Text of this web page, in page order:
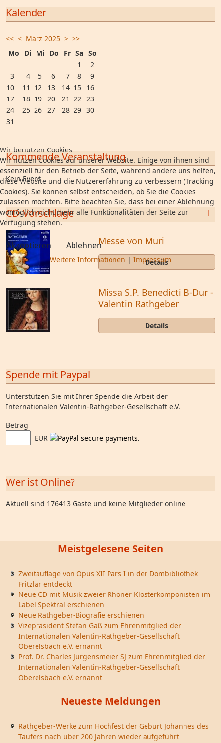
Kalender
<< < März 2025 > >>
Mo
Di Mi Do Fr Sa So
1
2
3
4 5 6 7 8
9
10
11 12 13 14 15 16
17
18 19 20 21 22 23
24
25 26 27 28 29 30
31
Kommende Veranstaltung
Kein Event
CD-Vorschläge
Messe von Muri
Details
Missa S.P. Benedicti B-Dur -
Valentin Rathgeber
Details
Spende mit Paypal
Unterstützen Sie mit Ihrer Spende die Arbeit der
Internationalen Valentin-Rathgeber-Gesellschaft e.V.
Betrag
EUR
Wer ist Online?
Aktuell sind 176413 Gäste und keine Mitglieder online
Meistgelesene Seiten
Zweitauflage von Opus XII Pars I in der Dombibliothek
Fritzlar entdeckt
Neue CD mit Musik zweier Rhöner Klosterkomponisten im
Label Spektral erschienen
Neue Rathgeber-Biografie erschienen
Vizepräsident Stefan Gaß zum Ehrenmitglied der
Internationalen Valentin-Rathgeber-Gesellschaft
Oberelsbach e.V. ernannt
Prof. Dr. Charles Jurgensmeier SJ zum Ehrenmitglied der
Internationalen Valentin-Rathgeber-Gesellschaft
Oberelsbach e.V. ernannt
Neueste Meldungen
Rathgeber-Werke zum Hochfest der Geburt Johannes des
Täufers nach über 200 Jahren wieder aufgeführt
Wir benutzen Cookies
Wir nutzen Cookies auf unserer Website. Einige von ihnen sind
essenziell für den Betrieb der Seite, während andere uns helfen,
diese Website und die Nutzererfahrung zu verbessern (Tracking
Cookies). Sie können selbst entscheiden, ob Sie die Cookies
zulassen möchten. Bitte beachten Sie, dass bei einer Ablehnung
womöglich nicht mehr alle Funktionalitäten der Seite zur
Verfügung stehen.
Akzeptieren Ablehnen
Weitere Informationen | Impressum